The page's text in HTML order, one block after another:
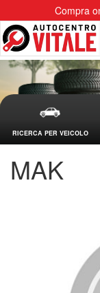
Compra
RICERCA PER VEICOLO
MAK